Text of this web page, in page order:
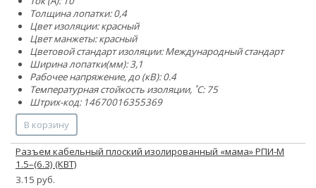
Толщина лопатки: 0,4
Цвет изоляции: красный
Цвет манжеты: красный
Цветовой стандарт изоляции: Международный стандарт
Ширина лопатки(мм): 3,1
Рабочее напряжение, до (кВ): 0.4
Температурная стойкость изоляции, ˚С: 75
Штрих-код: 14670016355369
В корзину
Разъем кабельный плоский изолированный «мама» РПИ-М
1.5–(6.3) (КВТ)
3.15 руб.